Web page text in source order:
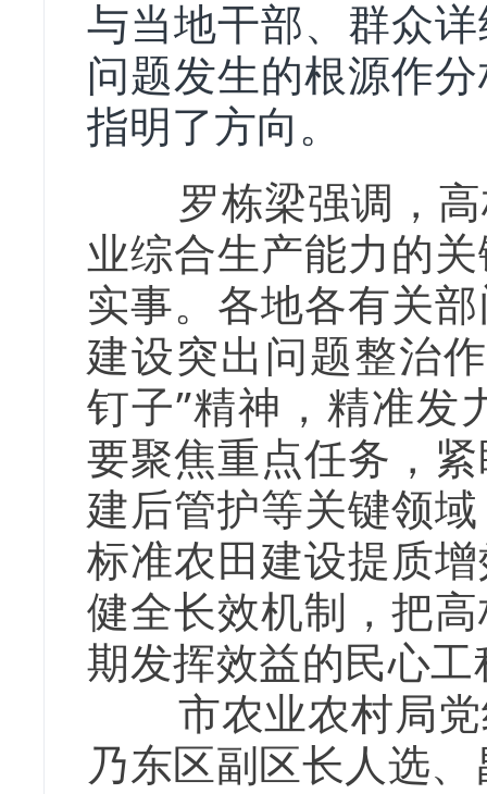
与当地干部、群众
问题发生的根源作
指明了方向。
罗栋梁强调，高
业综合生产能力的
实事。各地各有关
建设突出问题整治
钉子”精神，精准发
要聚焦重点任务，
建后管护等关键领
标准农田建设提质
健全长效机制，把
期发挥效益的民心
市农业农村局党
乃东区副区长人选